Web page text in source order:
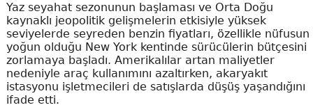
Yaz seyahat sezonunun başlaması ve Orta Doğu
kaynaklı jeopolitik gelişmelerin etkisiyle yüksek
seviyelerde seyreden benzin fiyatları, özellikle nüfusun
yoğun olduğu New York kentinde sürücülerin bütçesini
zorlamaya başladı. Amerikalılar artan maliyetler
nedeniyle araç kullanımını azaltırken, akaryakıt
istasyonu işletmecileri de satışlarda düşüş yaşandığını
ifade etti.